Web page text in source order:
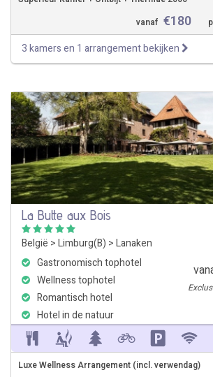
vanaf €180
3 kamers en 1 arrangement bekijken
La Butte aux Bois
België >Limburg(B) >Lanaken
Gastronomisch tophotel
Wellness tophotel
Romantisch hotel
Hotel in de natuur
Luxe Wellness Arrangement (incl. verwendag)